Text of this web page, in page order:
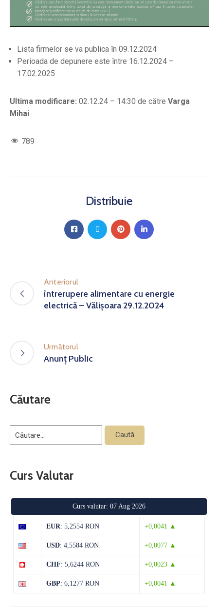
Lista firmelor se va publica în 09.12.2024
Perioada de depunere este între 16.12.2024 –
17.02.2025
Ultima modificare: 02.12.24 – 14:30 de către Varga
Mihai
789
Distribuie
Anteriorul
întrerupere alimentare cu energie
electrică – Vălişoara 29.12.2024
Următorul
Anunț Public
Căutare
Curs Valutar
Curs valutar: 07 Aug 2026
EUR: 5,2554 RON +0,0041 ▲
USD: 4,5584 RON +0,0077 ▲
CHF: 5,6244 RON +0,0023 ▲
GBP: 6,1277 RON +0,0041 ▲